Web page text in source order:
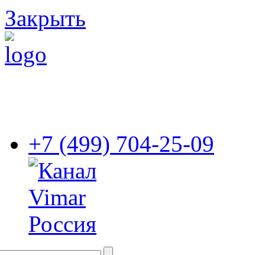
Закрыть
+7 (499) 704-25-09